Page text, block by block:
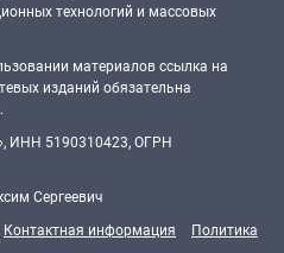
технологий и массовых
материалов ссылка на
изданий обязательна
ИНН 5190310423, ОГРН
Сергеевич
Контактная информация
Политика